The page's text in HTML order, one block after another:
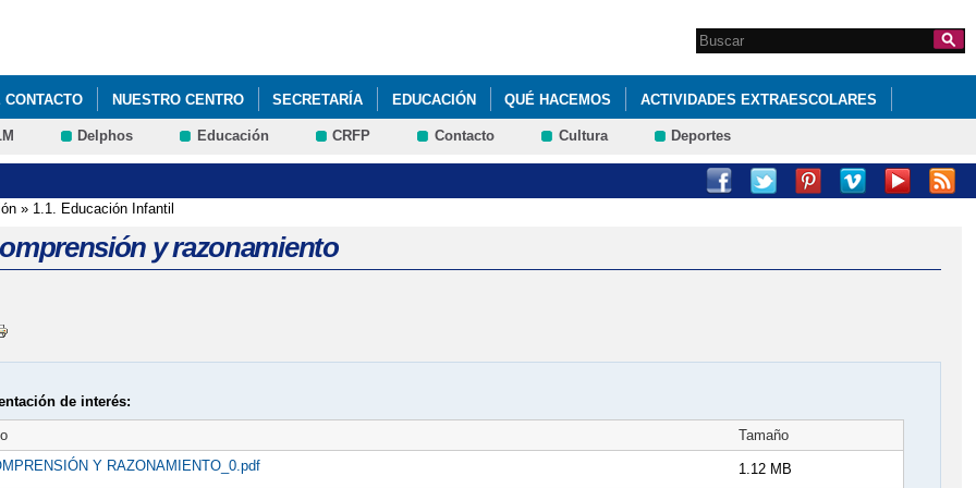
Formulario de
búsqueda
Search this site
NUESTRO CENTRO SECRETARÍA EDUCACIÓN QUÉ HACEMOS ACTIVIDADES EXTRAESCOLARES
TRANSPORTE PADLET 4º DE PRIMARIA. RECURSOS Y JUEGOS PARA REPASAR CONTENIDOS DE 4º DE PRIMARIA.
Delphos Educación CRFP Contacto Cultura Deportes
» 1.1. Educación Infantil
y razonamiento
de interés:
Tamaño
Y RAZONAMIENTO_0.pdf
1.12 MB